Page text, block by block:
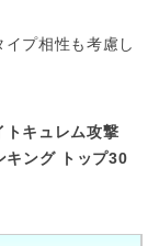
プ相性も考慮し
トキュレム攻撃
キング トップ30